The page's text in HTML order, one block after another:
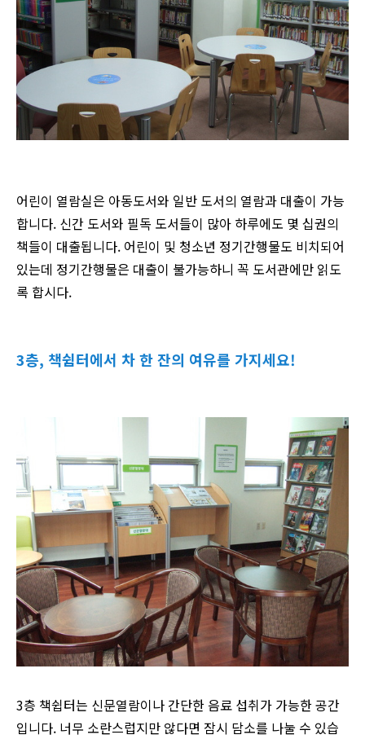
어린이 열람실은 아동도서와 일반 도서의 열람과 대출이 가능
합니다. 신간 도서와 필독 도서들이 많아 하루에도 몇 십권의
책들이 대출됩니다. 어린이 및 청소년 정기간행물도 비치되어
있는데 정기간행물은 대출이 불가능하니 꼭 도서관에만 읽도
록 합시다.
3층, 책쉼터에서 차 한 잔의 여유를 가지세요!
3층 책쉽터는 신문열람이나 간단한 음료 섭취가 가능한 공간
입니다. 너무 소란스럽지만 않다면 잠시 담소를 나눌 수 있습